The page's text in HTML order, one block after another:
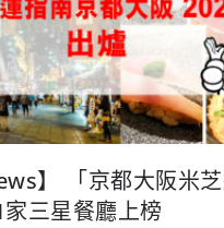
】 「京都大阪米
三星餐廳上榜